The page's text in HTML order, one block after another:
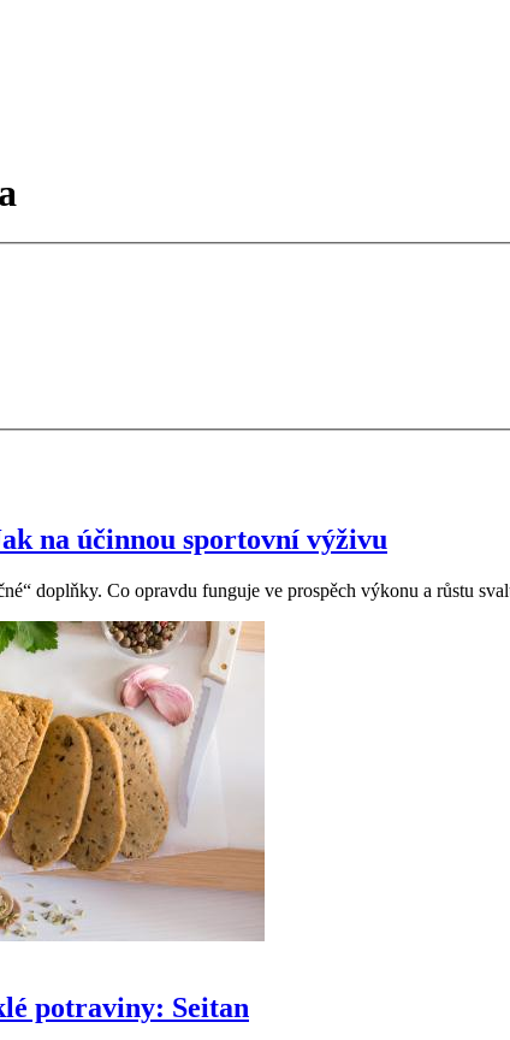
na účinnou sportovní výživu
doplňky. Co opravdu funguje ve prospěch výkonu a růstu
potraviny: Seitan